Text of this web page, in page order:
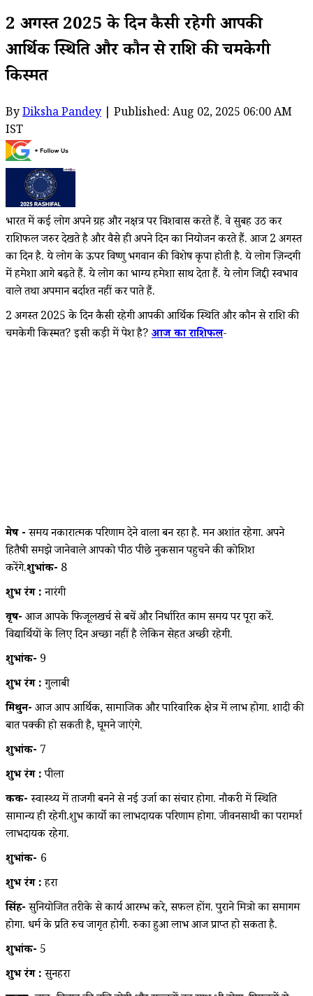
2 अगस्त 2025 के दिन कैसी रहेगी आपकी
आर्थिक स्थिति और कौन से राशि की चमकेगी
किस्मत
ByDiksha Pandey | Published: Aug 02, 2025 06:00 AM
IST
भारत में कई लोग अपने ग्रह और नक्षत्र पर विशवास करते हैं. वे सुबह उठ कर
राशिफल जरुर देखते है और वैसे ही अपने दिन का नियोजन करते हैं. आज 2 अगस्त
का दिन है. ये लोग के ऊपर विष्णु भगवान की विशेष कृपा होती है. ये लोग ज़िन्दगी
में हमेशा आगे बढ़ते हैं. ये लोग का भाग्य हमेशा साथ देता हैं. ये लोग जिद्दी स्वभाव
वाले तथा अपमान बर्दाश्त नहीं कर पाते हैं.
2 अगस्त 2025 के दिन कैसी रहेगी आपकी आर्थिक स्थिति और कौन से राशि की
चमकेगी किस्मत? इसी कड़ी में पेश है? आज का राशिफल-
मेष -समय नकारात्मक परिणाम देने वाला बन रहा है. मन अशांत रहेगा. अपने
हितैषी समझे जानेवाले आपको पीठ पीछे नुकसान पहुचने की कोशिश
करेंगे.शुभांक- 8
शुभ रंग :नारंगी
वृष- आज आपके फिजूलखर्च से बचें और निर्धारित काम समय पर पूरा करें.
विद्यार्थियों के लिए दिन अच्छा नहीं है लेकिन सेहत अच्छी रहेगी.
शुभांक- 9
शुभ रंग : गुलाबी
मिथुन- आज आप आर्थिक, सामाजिक और पारिवारिक क्षेत्र में लाभ होगा. शादी की
बात पक्की हो सकती है, घूमने जाएंगे.
शुभांक- 7
शुभ रंग :पीला
कर्क-स्वास्थ्य में ताजगी बनने से नई उर्जा का संचार होगा. नौकरी में स्थिति
सामान्य ही रहेगी.शुभ कार्यो का लाभदायक परिणाम होगा. जीवनसाथी का परामर्श
लाभदायक रहेगा.
शुभांक- 6
शुभ रंग :हरा
सिंह-सुनियोजित तरीके से कार्य आरम्भ करे, सफल होंग. पुराने मित्रो का समागम
होगा. धर्म के प्रति रुच जागृत होगी. रुका हुआ लाभ आज प्राप्त हो सकता है.
शुभांक- 5
शुभ रंग :सुनहरा